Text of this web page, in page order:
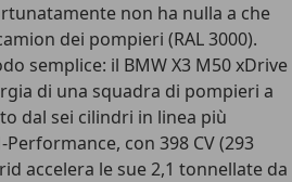
non ha nulla a che
dei pompieri (RAL 3000).
semplice: il BMW X3 M50 xDrive
di una squadra di pompieri a
dal sei cilindri in linea più
con 398 CV (293
accelera le sue 2,1 tonnellate da